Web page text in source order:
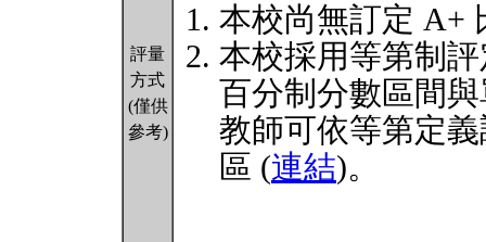
評量
方式
(僅供
參考)
本校尚無訂定 A+
本校採用等第制
百分制分數區間
教師可依等第定
區 (連結)。